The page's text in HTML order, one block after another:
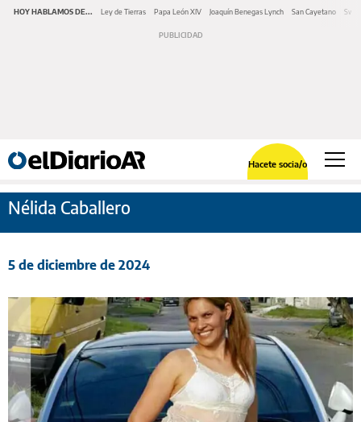
HOY HABLAMOS DE... Ley de Tierras Papa León XIV Joaquín Benegas Lynch San Cayetano
Hacete socia/o
Nélida Caballero
5 de diciembre de 2024